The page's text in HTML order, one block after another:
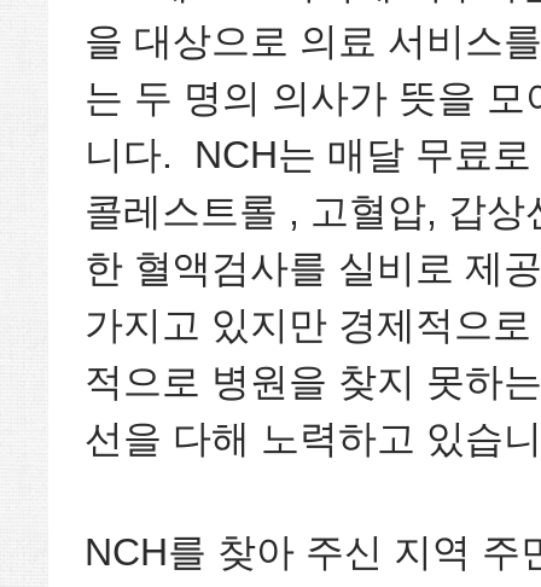
을 대상으로 의료 서비스
는 두 명의 의사가 뜻을
니다. NCH는 매달 무료
콜레스트롤 , 고혈압, 갑
한 혈액검사를 실비로 제
가지고 있지만 경제적으
적으로 병원을 찾지 못하
선을 다해 노력하고 있습
NCH를 찾아 주신 지역 주